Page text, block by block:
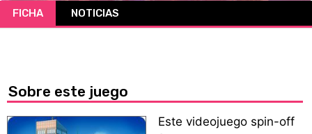
FICHA NOTICIAS
Sobre este juego
Este videojuego spin-off